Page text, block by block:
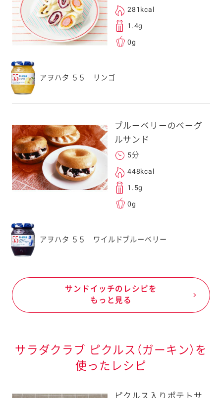
281kcal
1.4g
0g
アヲハタ ５５ リンゴ
ブルーベリーのベーグ
ルサンド
5分
448kcal
1.5g
0g
アヲハタ ５５ ワイルドブルーベリー
サンドイッチのレシピを
もっと見る
サラダクラブ ピクルス（ガーキン）を
使ったレシピ
ピクルス入りポテトサ